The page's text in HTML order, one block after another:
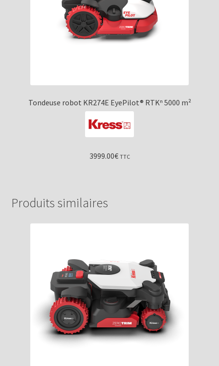
Tondeuse robot KR274E EyePilot® RTKⁿ 5000 m²
3999.00€ TTC
Produits similaires